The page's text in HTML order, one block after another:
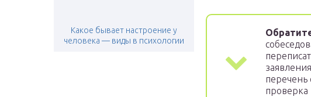
Какое бывает настроение у
человека — виды в психологии
перечень
проверка